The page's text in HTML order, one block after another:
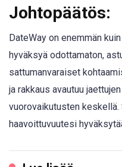
Johtopäätös:
DateWay on enemmän
hyväksyä odottamaton,
sattumanvaraiset
ja rakkaus avautuu
vuorovaikutusten keskellä.
haavoittuvuutesi